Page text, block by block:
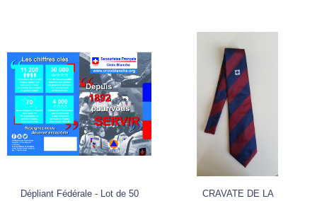
Dépliant Fédérale - Lot de 50
CRAVATE DE LA